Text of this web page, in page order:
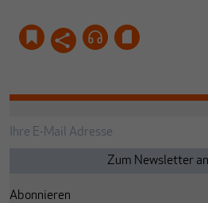
Abonnieren